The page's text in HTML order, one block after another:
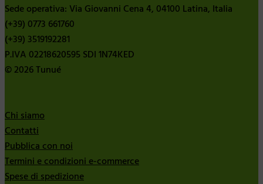
Sede operativa: Via Giovanni Cena 4, 04100 Latina, Italia
(+39) 0773 661760
(+39) 3519192281
P.IVA 02218620595 SDI 1N74KED
© 2026 Tunué
Chi siamo
Contatti
Pubblica con noi
Termini e condizioni e-commerce
Spese di spedizione